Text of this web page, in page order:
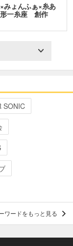
みょんふぁ×糸あ
一糸座 創作
SONIC
ワードをもっと見る